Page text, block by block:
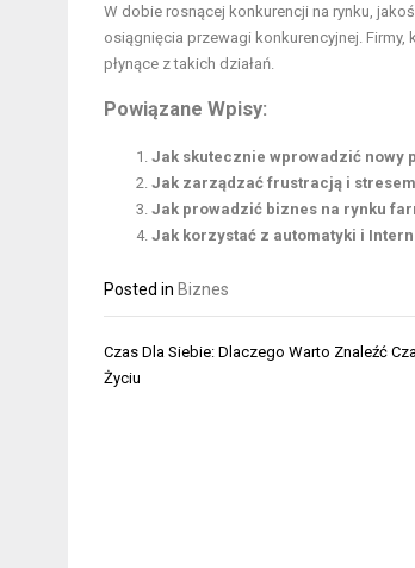
W dobie rosnącej konkurencji na rynku,
osiągnięcia przewagi konkurencyjnej.
płynące z takich działań.
Powiązane Wpisy:
Jak skutecznie wprowadzić nowy
Jak zarządzać frustracją i
Jak prowadzić biznes na rynku
Jak korzystać z automatyki i
Posted in Biznes
Nawigacja
wpisu
Czas Dla Siebie: Dlaczego Warto Znaleźć
Życiu